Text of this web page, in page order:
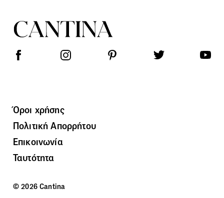
Όροι χρήσης
Πολιτική Απορρήτου
Επικοινωνία
Ταυτότητα
© 2026 Cantina